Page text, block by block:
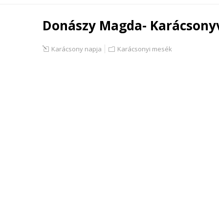
Donászy Magda-
Karácsony napja Karácsonyi mesék